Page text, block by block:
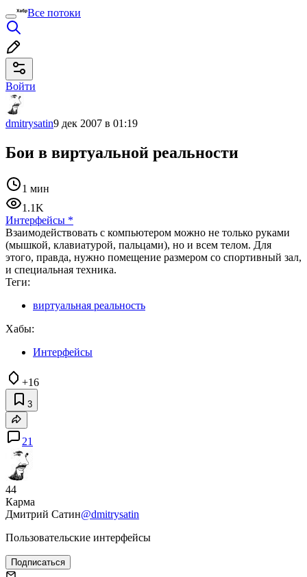
Все потоки
Войти
dmitrysatin9 дек 2007 в 01:19
Бои в виртуальной реальности
1 мин
1.1K
Интерфейсы *
Взаимодействовать с компьютером можно не только руками
(мышкой, клавиатурой, пальцами), но и всем телом. Для
этого, правда, нужно помещение размером со спортивный зал,
и специальная техника.
Теги:
виртуальная реальность
Хабы:
Интерфейсы
+16
3
21
44
Карма
Дмитрий Сатин@dmitrysatin
Пользовательские интерфейсы
Подписаться